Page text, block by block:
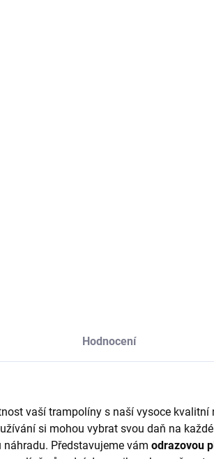
Hodnocení
vaší trampolíny s naší vysoce kvalitní
si mohou vybrat svou daň na
Představujeme vám odrazovou